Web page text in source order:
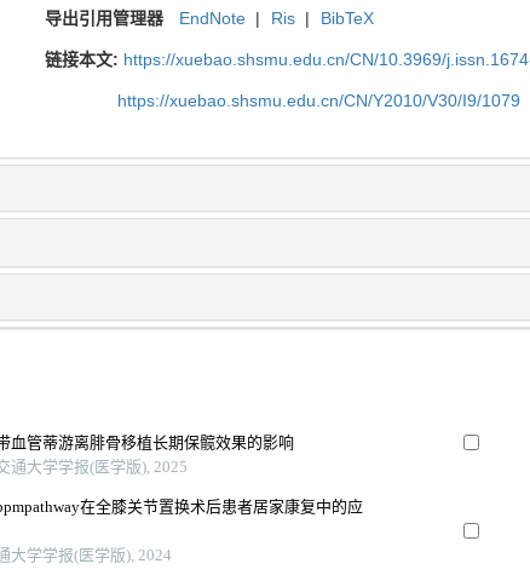
导出引用管理器 EndNote | Ris | BibTeX
链接本文: https://xuebao.shsmu.edu.cn/CN/10.3969/
https://xuebao.shsmu.edu.cn/CN/Y2010/V30/I9/1079
血管蒂游离腓骨移植长期保髋效果的影响
通大学学报(医学版), 2025
在全膝关节置换术后患者居家康复中的应
大学学报(医学版), 2024